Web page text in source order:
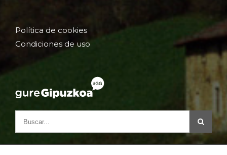
Política de cookies
Condiciones de uso